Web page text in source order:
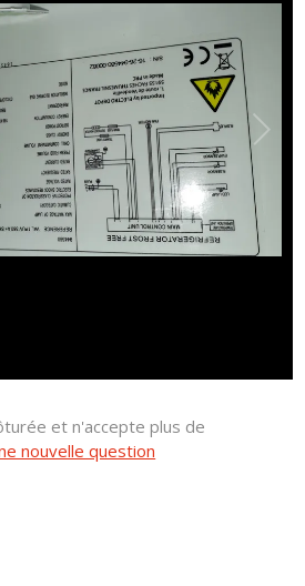
et n'accepte plus de
nouvelle question